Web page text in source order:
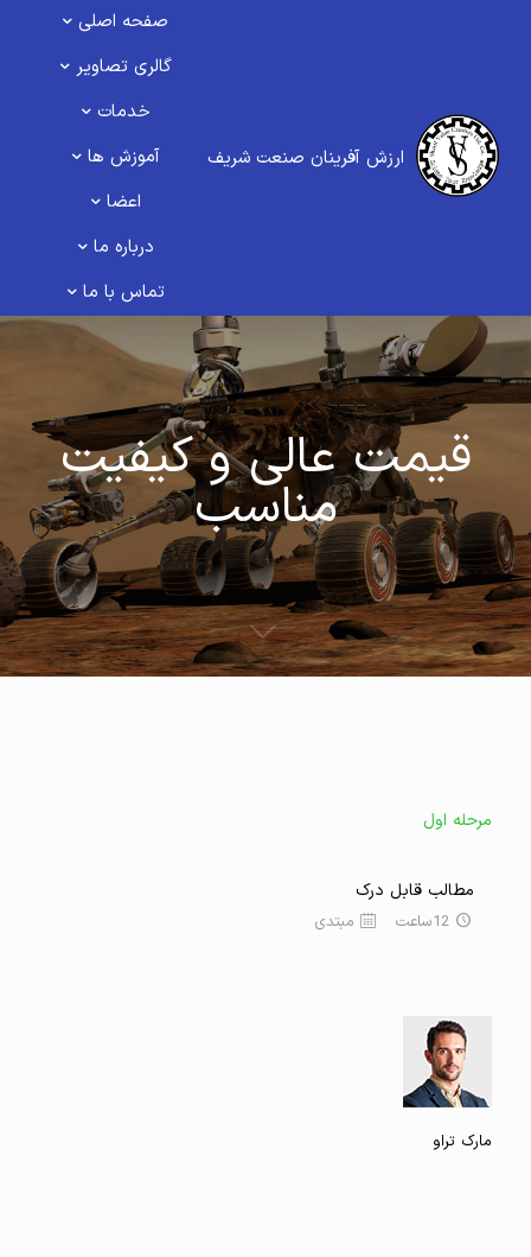
ارزش آفرینان صنعت شریف
صفحه اصلی
گالری تصاویر
خدمات
آموزش ها
اعضا
درباره ما
تماس با ما
قیمت عالی و کیفیت
مناسب
مرحله اول
مطالب قابل درک
مبتدی
مارک تراو